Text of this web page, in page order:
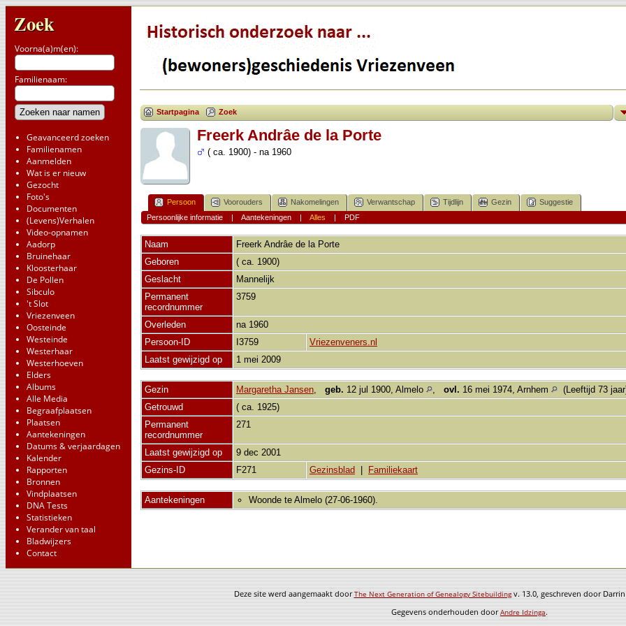
Zoek
Voorna(a)m(en):
Familienaam:
Geavanceerd zoeken
Familienamen
Aanmelden
Wat is er nieuw
Gezocht
Foto's
Documenten
(Levens)Verhalen
Video-opnamen
Aadorp
Bruinehaar
Kloosterhaar
De Pollen
Sibculo
't Slot
Vriezenveen
Oosteinde
Westeinde
Westerhaar
Westerhoeven
Elders
Albums
Alle Media
Begraafplaatsen
Plaatsen
Aantekeningen
Datums & verjaardagen
Kalender
Rapporten
Bronnen
Vindplaatsen
DNA Tests
Statistieken
Verander van taal
Bladwijzers
Contact
Startpagina Zoek
Freerk Andrâe de la Porte
( ca. 1900) - na 1960
Persoon Voorouders Nakomelingen Verwantschap Tijdlijn Gezin
Suggestie
Persoonlijke informatie| Aantekeningen| Alles | PDF
Naam Freerk Andrâe de la Porte
Geboren
( ca. 1900)
Geslacht
Mannelijk
Permanent
recordnummer
3759
Overleden
na 1960
Persoon-ID
I3759
Vriezenveners.nl
Laatst gewijzigd op
1 mei 2009
Gezin Margaretha Jansen, geb. 12 jul 1900, Almelo , ovl. 16 mei 1974, Arnhem
(Leeftijd 73
Getrouwd
( ca. 1925)
Permanent
recordnummer
271
Laatst gewijzigd op
9 dec 2001
Gezins-ID
F271 Gezinsblad Familiekaart
Aantekeningen Woonde te Almelo (27-06-1960).
Deze site werd aangemaakt doorThe Next Generation of Genealogy Sitebuildingv. 13.0, geschreven door
Gegevens onderhouden doorAndre Idzinga.